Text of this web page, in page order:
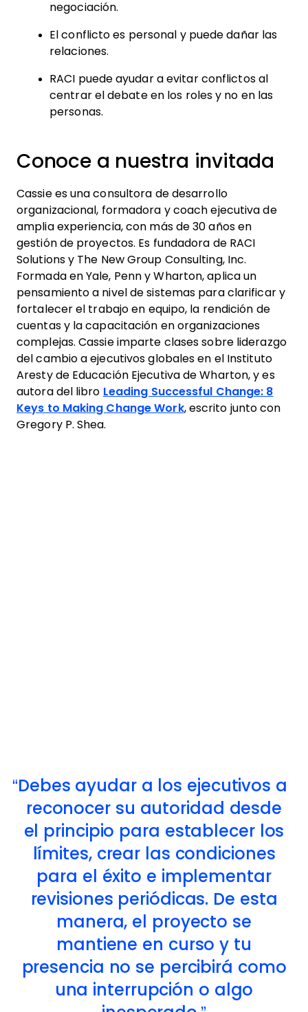
negociación.
El conflicto es personal y puede dañar las
relaciones.
RACI puede ayudar a evitar conflictos al
centrar el debate en los roles y no en las
personas.
Conoce a nuestra invitada
Cassie es una consultora de desarrollo
organizacional, formadora y coach ejecutiva de
amplia experiencia, con más de 30 años en
gestión de proyectos. Es fundadora de RACI
Solutions y The New Group Consulting, Inc.
Formada en Yale, Penn y Wharton, aplica un
pensamiento a nivel de sistemas para clarificar y
fortalecer el trabajo en equipo, la rendición de
cuentas y la capacitación en organizaciones
complejas. Cassie imparte clases sobre liderazgo
del cambio a ejecutivos globales en el Instituto
Aresty de Educación Ejecutiva de Wharton, y es
autora del libro Leading Successful Change: 8
Keys to Making Change Work, escrito junto con
Gregory P. Shea.
Debes ayudar a los ejecutivos a
reconocer su autoridad desde
el principio para establecer los
límites, crear las condiciones
para el éxito e implementar
revisiones periódicas. De esta
manera, el proyecto se
mantiene en curso y tu
presencia no se percibirá como
una interrupción o algo